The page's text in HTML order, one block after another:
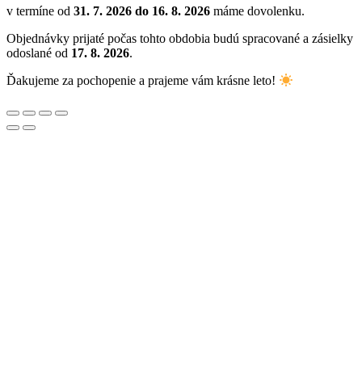
v termíne od 31. 7. 2026 do 16. 8. 2026 máme dovolenku.
Objednávky prijaté počas tohto obdobia budú spracované a zásielky
odoslané od 17. 8. 2026.
Ďakujeme za pochopenie a prajeme vám krásne leto!